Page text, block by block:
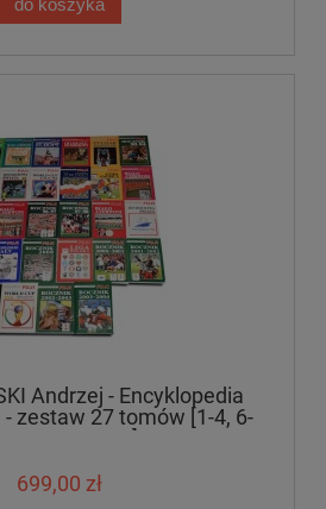
Andrzej - Encyklopedia
- zestaw 27 tomów [1-4, 6-
12-17, 19-30]
699,00 zł